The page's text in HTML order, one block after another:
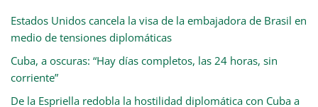
Estados Unidos cancela la visa de la embajadora de Brasil en
medio de tensiones diplomáticas
Cuba, a oscuras: “Hay días completos, las 24 horas, sin
corriente”
De la Espriella redobla la hostilidad diplomática con Cuba a